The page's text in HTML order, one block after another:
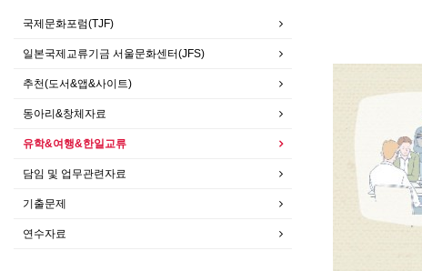
국제문화포럼(TJF)
일본국제교류기금 서울문화센터(JFS)
추천(도서&앱&사이트)
동아리&창체자료
유학&여행&한일교류
담임 및 업무관련자료
기출문제
연수자료